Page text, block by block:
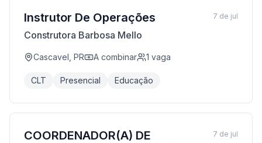
Instrutor De Operações
Construtora Barbosa Mello
Cascavel, PR A combinar 1 vaga
CLT Presencial Educação
7 de jul
COORDENADOR(A) DE
7 de jul